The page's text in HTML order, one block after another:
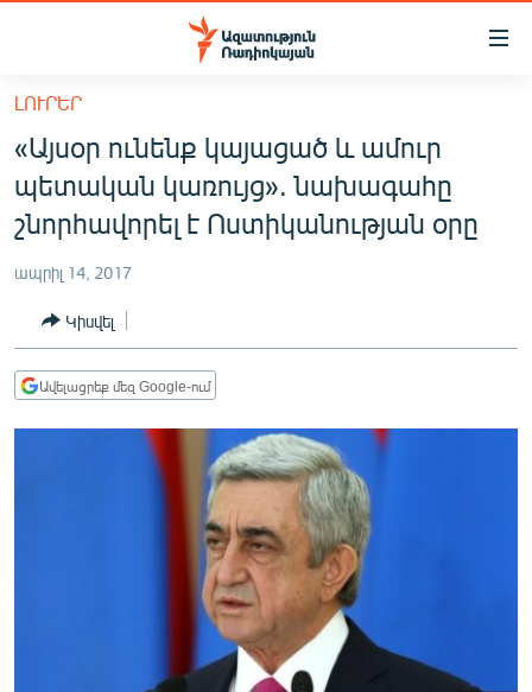
Մատչելիության
հիմնական
բովանդակությանը
Անցնել
հիմնական
մենյուին
ՀԱՅԱՍՏԱՆ
ՔԱՂԱՔԱԿԱՆ
ՀԱՍԱՐԱԿՈՒԹՅՈՒՆ
ՏՆՏԵՍՈՒԹՅՈՒՆ
ՂԱՐԱԲԱՂ
ՊԱՏԵՐԱԶՄԻ 6 ՇԱԲԱԹՆԵՐԸ
ՄԵԿՆԱԲԱՆՈՒԹՅՈՒՆ
ԼՈՒՐԵՐ
«Այսօր ունենք կայացած և ամուր
պետական կառույց». նախագահը
շնորհավորել է Ոստիկանության օրը
ապրիլ 14, 2017
Կիսվել
Ավելացրեք մեզ Google-ում